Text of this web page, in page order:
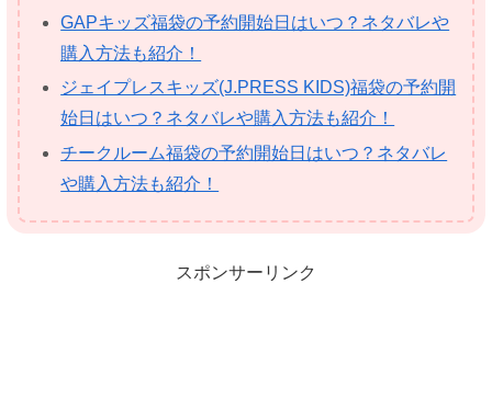
GAPキッズ福袋の予約開始日はいつ？ネタバレや
購入方法も紹介！
ジェイプレスキッズ(J.PRESS KIDS)福袋の予約開
始日はいつ？ネタバレや購入方法も紹介！
チークルーム福袋の予約開始日はいつ？ネタバレ
や購入方法も紹介！
スポンサーリンク